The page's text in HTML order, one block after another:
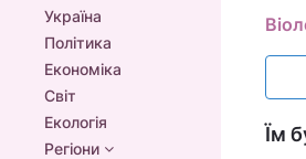
Україна
Політика
Економіка
Світ
Екологія
Регіони
Їм